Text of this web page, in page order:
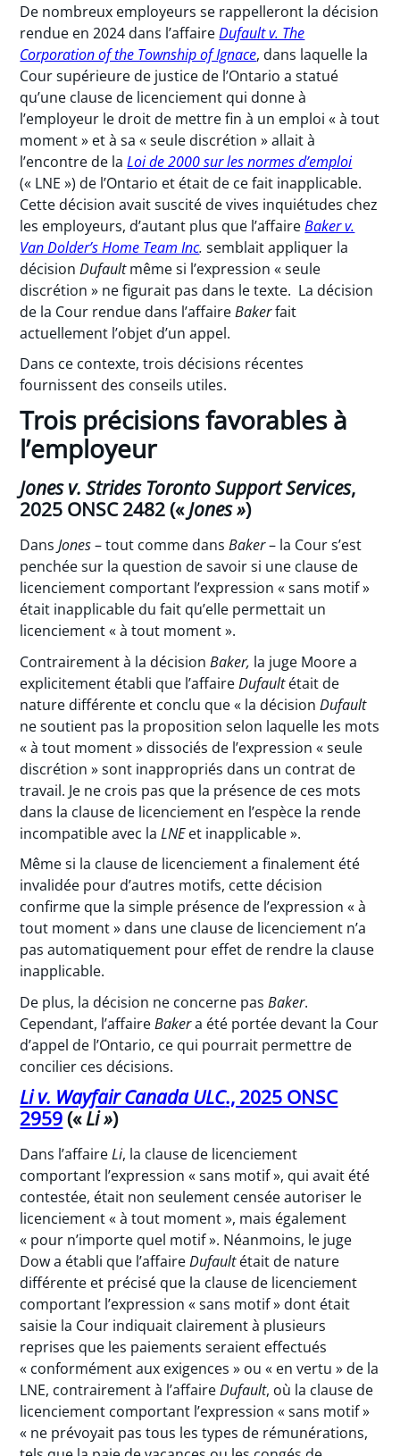
De nombreux employeurs se rappelleront la décision
rendue en 2024 dans l’affaireDufault v. The
Corporation of the Township of Ignace, dans laquelle la
Cour supérieure de justice de l’Ontario a statué
qu’une clause de licenciement qui donne à
l’employeur le droit de mettre fin à un emploi « à tout
moment » et à sa « seule discrétion » allait à
l’encontre de laLoi de 2000 sur les normes d’emploi
(« LNE ») de l’Ontario et était de ce fait inapplicable.
Cette décision avait suscité de vives inquiétudes chez
les employeurs, d’autant plus que l’affaireBaker v.
Van Dolder’s Home Team Inc. semblait appliquer la
décisionDufaultmême si l’expression « seule
discrétion » ne figurait pas dans le texte. La décision
de la Cour rendue dans l’affaireBakerfait
actuellement l’objet d’un appel.
Dans ce contexte, trois décisions récentes
fournissent des conseils utiles.
Trois précisions favorables à
l’employeur
Jones v. Strides Toronto Support Services,
2025 ONSC 2482 («Jones »)
DansJones– tout comme dansBaker– la Cour s’est
penchée sur la question de savoir si une clause de
licenciement comportant l’expression « sans motif »
était inapplicable du fait qu’elle permettait un
licenciement « à tout moment ».
Contrairement à la décisionBaker, la juge Moore a
explicitement établi que l’affaireDufaultétait de
nature différente et conclu que « la décisionDufault
ne soutient pas la proposition selon laquelle les mots
« à tout moment » dissociés de l’expression « seule
discrétion » sont inappropriés dans un contrat de
travail. Je ne crois pas que la présence de ces mots
dans la clause de licenciement en l’espèce la rende
incompatible avec laLNEet inapplicable ».
Même si la clause de licenciement a finalement été
invalidée pour d’autres motifs, cette décision
confirme que la simple présence de l’expression « à
tout moment » dans une clause de licenciement n’a
pas automatiquement pour effet de rendre la clause
inapplicable.
De plus, la décision ne concerne pasBaker.
Cependant, l’affaireBakera été portée devant la Cour
d’appel de l’Ontario, ce qui pourrait permettre de
concilier ces décisions.
Li v. Wayfair Canada ULC., 2025 ONSC
2959(«Li »)
Dans l’affaireLi, la clause de licenciement
comportant l’expression « sans motif », qui avait été
contestée, était non seulement censée autoriser le
licenciement « à tout moment », mais également
« pour n’importe quel motif ». Néanmoins, le juge
Dow a établi que l’affaireDufaultétait de nature
différente et précisé que la clause de licenciement
comportant l’expression « sans motif » dont était
saisie la Cour indiquait clairement à plusieurs
reprises que les paiements seraient effectués
« conformément aux exigences » ou « en vertu » de la
LNE, contrairement à l’affaireDufault, où la clause de
licenciement comportant l’expression « sans motif »
« ne prévoyait pas tous les types de rémunérations,